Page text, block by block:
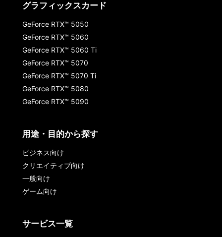
グラフィックスカード
GeForce RTX™ 5050
GeForce RTX™ 5060
GeForce RTX™ 5060 Ti
GeForce RTX™ 5070
GeForce RTX™ 5070 Ti
GeForce RTX™ 5080
GeForce RTX™ 5090
用途・目的から探す
ビジネス向け
クリエイティブ向け
一般向け
ゲーム向け
サービス一覧